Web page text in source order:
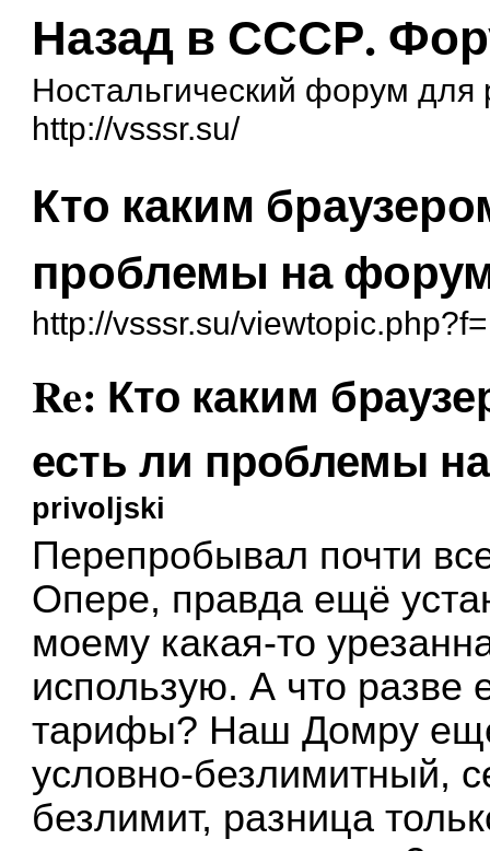
Назад в СССР.
Ностальгический форум
http://vsssr.su/
Кто каким
проблемы на
http://vsssr.su/
Re: Кто каким
есть ли проблемы
privoljski
Перепробывал почти
Опере, правда ещё
моему какая-то
использую. А что
тарифы? Наш Домру
условно-безлимитный,
безлимит, разница